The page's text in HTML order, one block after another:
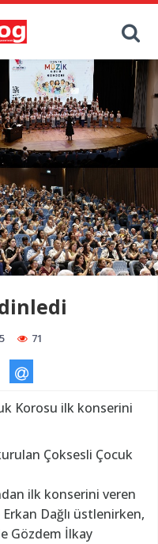
71
Korosu ilk konserini
Çoksesli Çocuk
ilk konserini veren
Dağlı üstlenirken,
Gözdem İlkay